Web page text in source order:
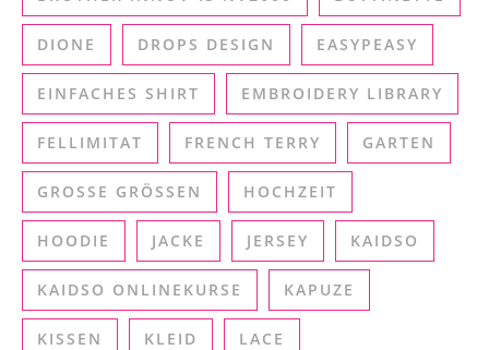
DIONE DROPS DESIGN EASYPEASY
EINFACHES SHIRT EMBROIDERY LIBRARY
FELLIMITAT FRENCH TERRY GARTEN
GROSSE GRÖSSEN HOCHZEIT
HOODIE JACKE JERSEY KAIDSO
KAIDSO ONLINEKURSE KAPUZE
KISSEN KLEID LACE